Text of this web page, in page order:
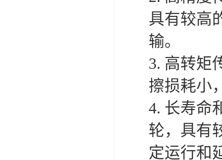
具有较高
输。
3. 高转矩
擦损耗小
4. 长寿命
轮，具有
定运行和